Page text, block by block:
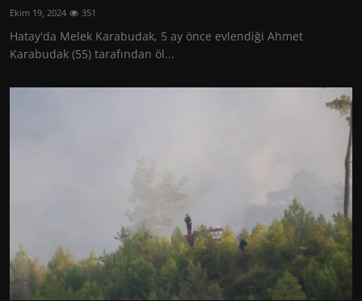
Ekim 19, 2024 351
Hatay'da Melek Karabudak, 5 ay önce evlendiği Ahmet
Karabudak (55) tarafından öl...